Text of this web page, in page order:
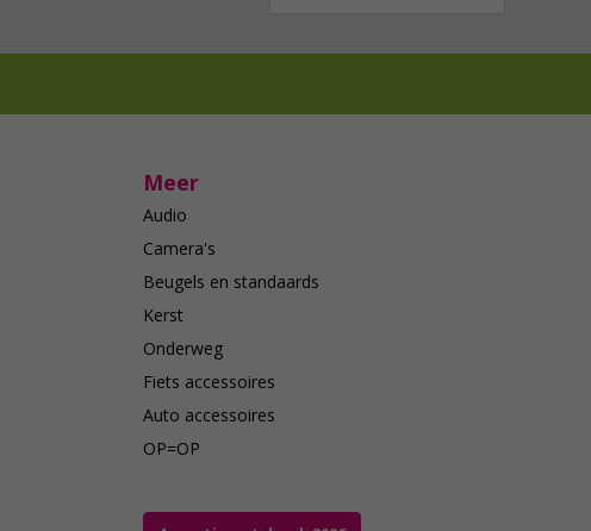
Meer
Audio
Camera's
Beugels en standaards
Kerst
Onderweg
Fiets accessoires
Auto accessoires
OP=OP